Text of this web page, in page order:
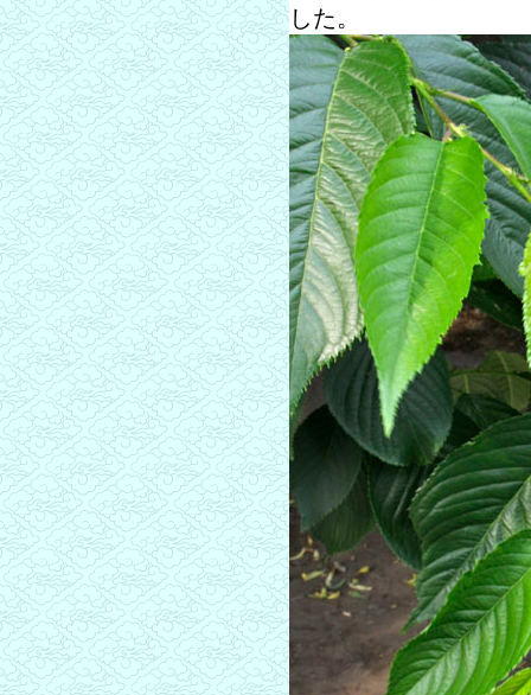
した。